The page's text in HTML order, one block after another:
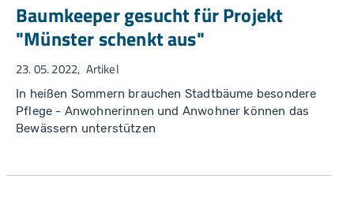
Baumkeeper gesucht für Projekt
"Münster schenkt aus"
23. 05. 2022 Artikel
In heißen Sommern brauchen Stadtbäume besondere
Pflege - Anwohnerinnen und Anwohner können das
Bewässern unterstützen